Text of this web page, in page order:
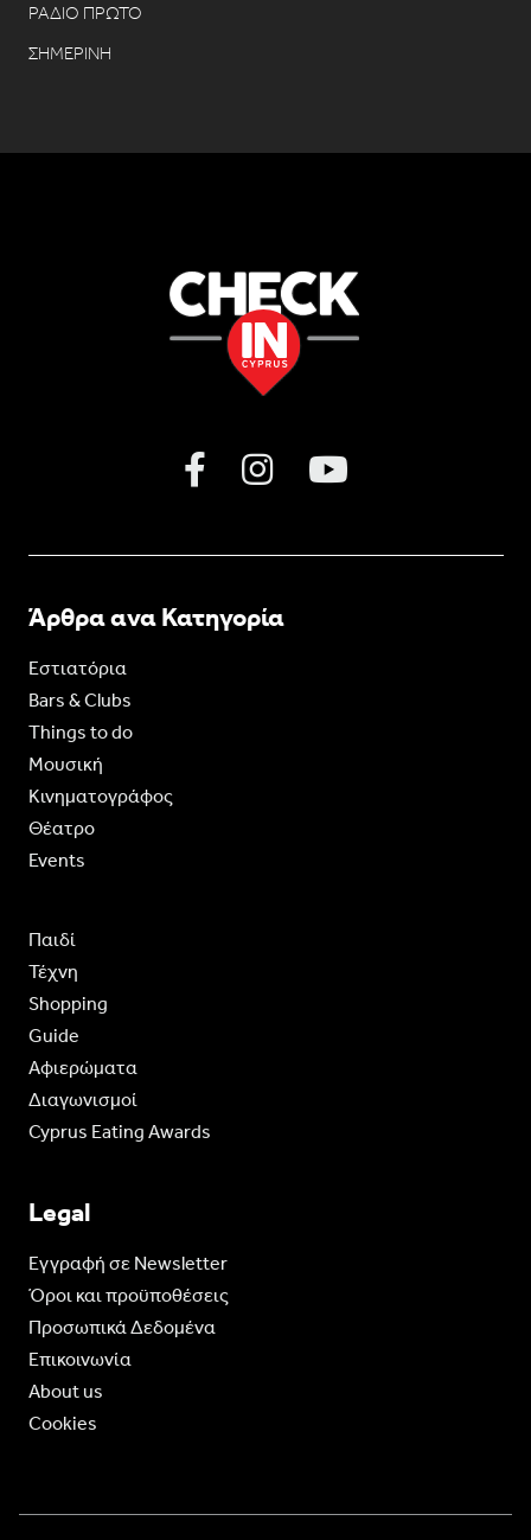
ΡΑΔΙΟ ΠΡΩΤΟ
ΣΗΜΕΡΙΝΗ
Άρθρα ανα Κατηγορία
Εστιατόρια
Bars & Clubs
Things to do
Moυσική
Κινηματογράφος
Θέατρο
Events
Παιδί
Τέχνη
Shopping
Guide
Aφιερώματα
Διαγωνισμοί
Cyprus Eating Awards
Legal
Eγγραφή σε Newsletter
Όροι και προϋποθέσεις
Προσωπικά Δεδομένα
Επικοινωνία
About us
Cookies